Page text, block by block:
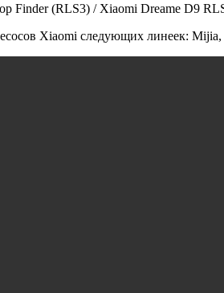
Finder (RLS3) / Xiaomi Dreame D9
Xiaomi следующих линеек: